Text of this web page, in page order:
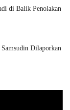
di Balik Penolakan
Dilaporkan